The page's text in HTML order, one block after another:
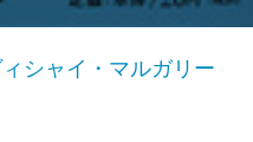
シャイ・マルガリー